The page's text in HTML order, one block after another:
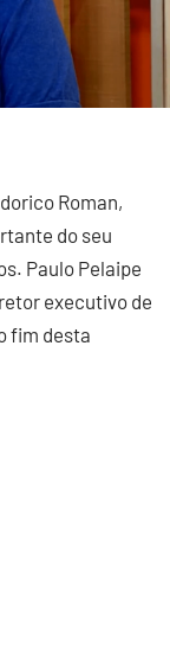
Roman,
do seu
Paulo Pelaipe
executivo de
fim desta